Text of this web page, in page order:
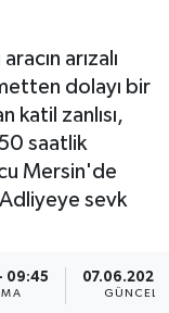
arızalı
dolayı bir
katil zanlısı,
saatlik
Mersin'de
sevk
09:45 07.06.2026